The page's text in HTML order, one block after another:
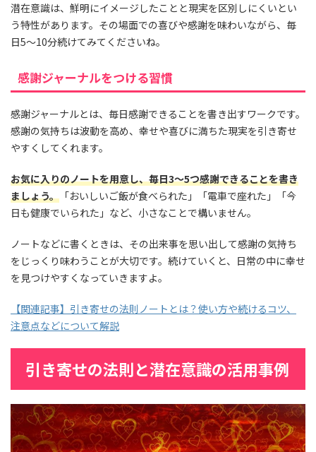
潜在意識は、鮮明にイメージしたことと現実を区別しにくいとい
う特性があります。その場面での喜びや感謝を味わいながら、毎
日5〜10分続けてみてくださいね。
感謝ジャーナルをつける習慣
感謝ジャーナルとは、毎日感謝できることを書き出すワークです。
感謝の気持ちは波動を高め、幸せや喜びに満ちた現実を引き寄せ
やすくしてくれます。
お気に入りのノートを用意し、毎日3〜5つ感謝できることを書き
ましょう。 「おいしいご飯が食べられた」「電車で座れた」「今
日も健康でいられた」など、小さなことで構いません。
ノートなどに書くときは、その出来事を思い出して感謝の気持ち
をじっくり味わうことが大切です。続けていくと、日常の中に幸せ
を見つけやすくなっていきますよ。
【関連記事】引き寄せの法則ノートとは？使い方や続けるコツ、
注意点などについて解説
引き寄せの法則と潜在意識の活用事例